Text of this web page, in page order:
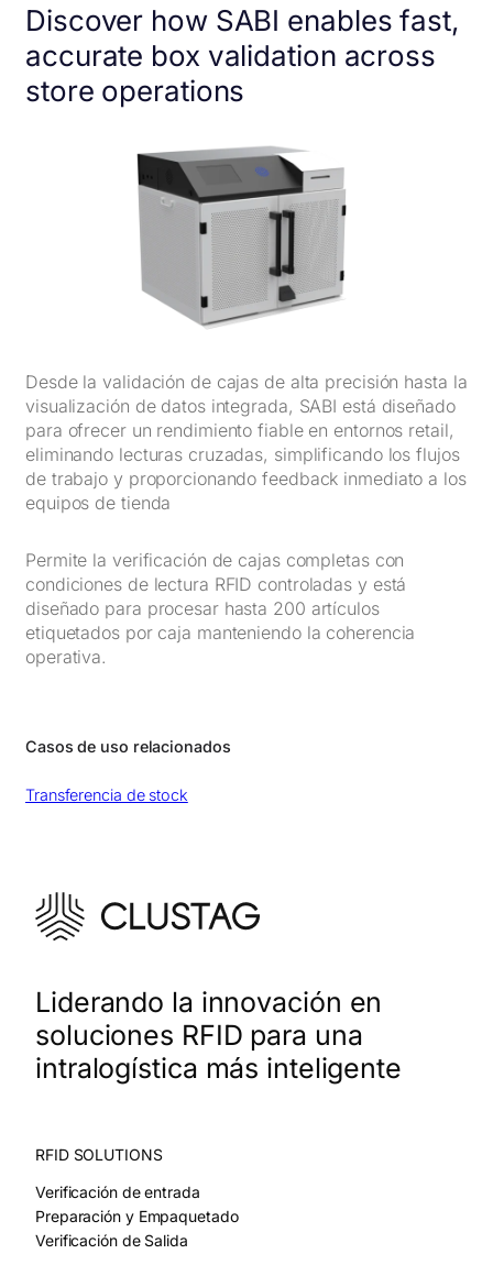
Discover how SABI enables fast,
accurate box validation across
store operations
Desde la validación de cajas de alta precisión hasta la
visualización de datos integrada, SABI está diseñado
para ofrecer un rendimiento fiable en entornos retail,
eliminando lecturas cruzadas, simplificando los flujos
de trabajo y proporcionando feedback inmediato a los
equipos de tienda
Permite la verificación de cajas completas con
condiciones de lectura RFID controladas y está
diseñado para procesar hasta 200 artículos
etiquetados por caja manteniendo la coherencia
operativa.
Casos de uso relacionados
Transferencia de stock
Liderando la innovación en
soluciones RFID para una
intralogística más inteligente
RFID SOLUTIONS
Verificación de entrada
Preparación y Empaquetado
Verificación de Salida